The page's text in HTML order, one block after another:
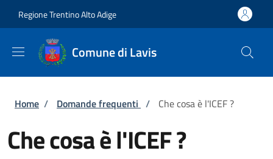
Regione Trentino Alto Adige
Comune di Lavis
Briciole di pane
Home / Domande frequenti / Che cosa è l'ICEF ?
Che cosa è l'ICEF ?